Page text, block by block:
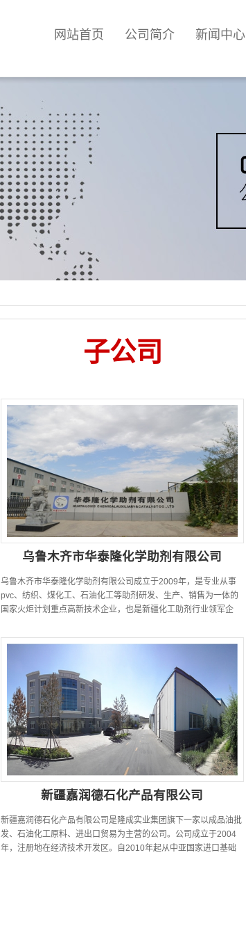
网站首页 公司简介 新闻中心
子公司
乌鲁木齐市华泰隆化学助剂有限公司
乌鲁木齐市华泰隆化学助剂有限公司成立于2009年，是专业从事
pvc、纺织、煤化工、石油化工等助剂研发、生产、销售为一体的
国家火炬计划重点高新技术企业，也是新疆化工助剂行业领军企
新疆嘉润德石化产品有限公司
新疆嘉润德石化产品有限公司是隆成实业集团旗下一家以成品油批
发、石油化工原料、进出口贸易为主营的公司。公司成立于2004
年，注册地在经济技术开发区。自2010年起从中亚国家进口基础